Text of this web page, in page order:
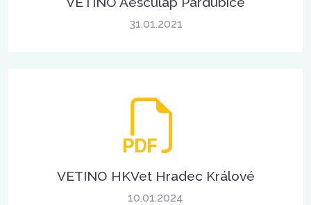
31.01.2021
VETINO HKVet Hradec Králové
10.01.2024